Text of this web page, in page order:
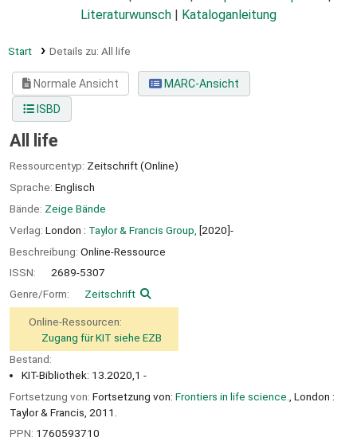
Literaturwunsch
Kataloganleitung
Start Details zu: All life
Normale Ansicht
MARC-Ansicht
ISBD
All life
Ressourcentyp: Zeitschrift (Online)
Sprache: Englisch
Bände: Zeige Bände
Verlag: London : Taylor & Francis Group, [2020]-
Beschreibung: Online-Ressource
ISSN:
2689-5307
Genre/Form:
Zeitschrift
Online-Ressourcen:
Zugang für KIT siehe EZB
Bestand:
KIT-Bibliothek: 13.2020,1 -
Fortsetzung von: Fortsetzung von: Frontiers in life science.
, London :
Taylor & Francis, 2011.
PPN: 1760593710